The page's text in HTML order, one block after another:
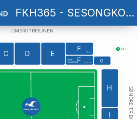
FKH365 - SESONGKORTABONNEMENT
C D E
F
F
G
H
I
FREE
SEATING
GH
UMBROTRIBUNEN
SØNDRE TRIBUNE
Øvre
Nedre